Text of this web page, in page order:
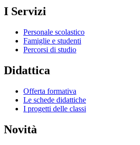
I Servizi
Personale scolastico
Famiglie e studenti
Percorsi di studio
Didattica
Offerta formativa
Le schede didattiche
I progetti delle classi
Novità